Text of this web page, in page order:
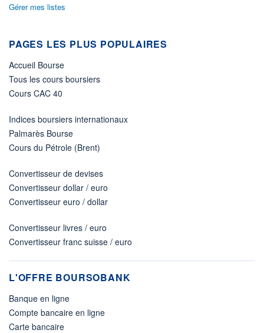
1/7
Gérer mes listes
PAGES LES PLUS POPULAIRES
Accueil Bourse
Tous les cours boursiers
Cours CAC 40
Indices boursiers internationaux
Palmarès Bourse
Cours du Pétrole (Brent)
Convertisseur de devises
Convertisseur dollar / euro
Convertisseur euro / dollar
Convertisseur livres / euro
Convertisseur franc suisse / euro
L'OFFRE BOURSOBANK
Banque en ligne
Compte bancaire en ligne
Carte bancaire